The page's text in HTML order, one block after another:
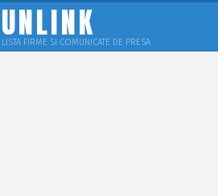
UNLINK
LISTA FIRME SI COMUNICATE DE PRESA